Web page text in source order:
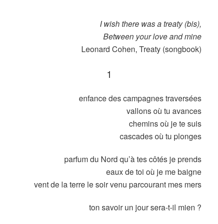
I wish there was a treaty (bis),
Between your love and mine
Leonard Cohen, Treaty (songbook)
1
enfance des campagnes traversées
vallons où tu avances
chemins où je te suis
cascades où tu plonges
parfum du Nord qu’à tes côtés je prends
eaux de toi où je me baigne
vent de la terre le soir venu parcourant mes mers
ton savoir un jour sera-t-il mien ?